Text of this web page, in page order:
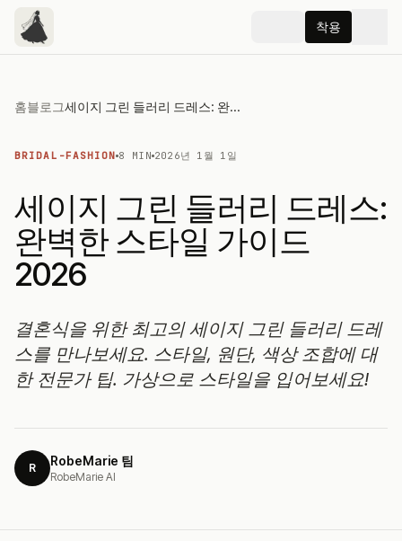
착용
홈블로그 세이지 그린 들러리 드레스: 완벽한 스타일 가이드 2026
BRIDAL-FASHION 8 MIN 2026년 1월 1일
세이지 그린 들러리 드레스:
완벽한 스타일 가이드
2026
결혼식을 위한 최고의 세이지 그린 들러리 드레
스를 만나보세요. 스타일, 원단, 색상 조합에 대
한 전문가 팁. 가상으로 스타일을 입어보세요!
R RobeMarie 팀
RobeMarie AI